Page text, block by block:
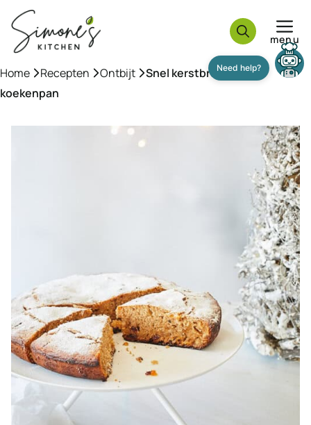
naar
inhoud
menu
Home »Recepten »Ontbijt »Snel kerstbrood uit de
koekenpan
Need help?